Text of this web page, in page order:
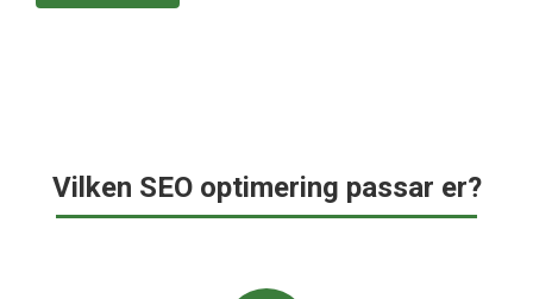
Vilken SEO optimering passar er?